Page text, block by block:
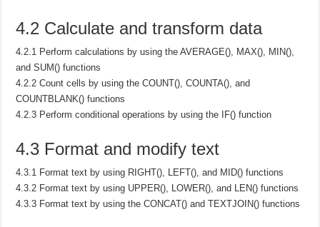
4.2 Calculate and transform data
4.2.1 Perform calculations by using the AVERAGE(), MAX(), MIN(),
and SUM() functions
4.2.2 Count cells by using the COUNT(), COUNTA(), and
COUNTBLANK() functions
4.2.3 Perform conditional operations by using the IF() function
4.3 Format and modify text
4.3.1 Format text by using RIGHT(), LEFT(), and MID() functions
4.3.2 Format text by using UPPER(), LOWER(), and LEN() functions
4.3.3 Format text by using the CONCAT() and TEXTJOIN() functions